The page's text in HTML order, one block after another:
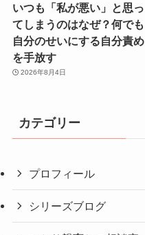
いつも「私が悪い」と思っ
てしまうのはなぜ？何でも
自分のせいにする自分責め
を手放す
2026年8月4日
カテゴリー
プロフィール
シリーズブログ